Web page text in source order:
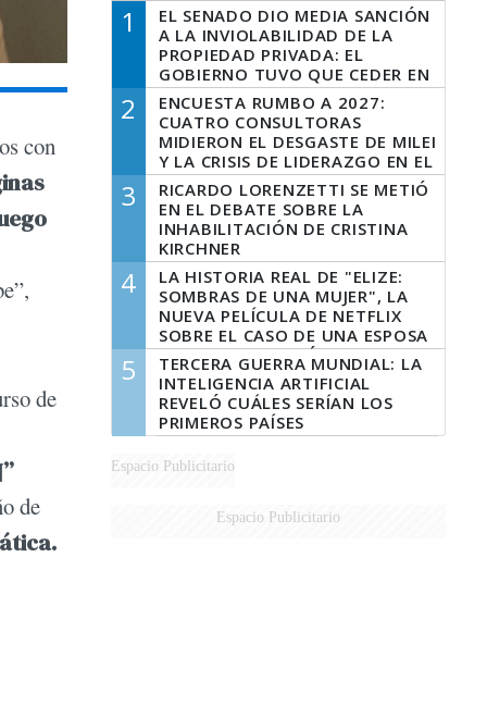
con
de
de
1
EL SENADO DIO MEDIA SANCIÓN
A LA INVIOLABILIDAD DE LA
PROPIEDAD PRIVADA: EL
GOBIERNO TUVO QUE CEDER EN
LA LEY DEL MANEJO DEL FUEGO
2
ENCUESTA RUMBO A 2027:
CUATRO CONSULTORAS
MIDIERON EL DESGASTE DE MILEI
Y LA CRISIS DE LIDERAZGO EN EL
PERONISMO
3
RICARDO LORENZETTI SE METIÓ
EN EL DEBATE SOBRE LA
INHABILITACIÓN DE CRISTINA
KIRCHNER
4
LA HISTORIA REAL DE "ELIZE:
SOMBRAS DE UNA MUJER", LA
NUEVA PELÍCULA DE NETFLIX
SOBRE EL CASO DE UNA ESPOSA
QUE DESCUARTIZÓ A SU
MARIDO
5
TERCERA GUERRA MUNDIAL: LA
INTELIGENCIA ARTIFICIAL
REVELÓ CUÁLES SERÍAN LOS
PRIMEROS PAÍSES
LATINOAMERICANOS EN SER
DERROTADOS
Espacio Publicitario
Espacio Publicitario